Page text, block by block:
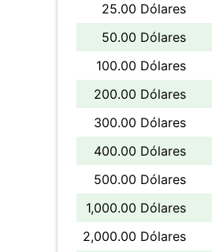
25.00 Dólares
50.00 Dólares
100.00 Dólares
200.00 Dólares
300.00 Dólares
400.00 Dólares
500.00 Dólares
1,000.00 Dólares
2,000.00 Dólares